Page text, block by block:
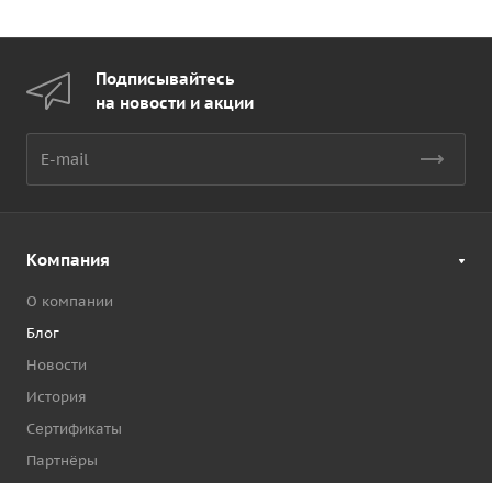
Подписывайтесь
на новости и акции
Компания
О компании
Блог
Новости
История
Сертификаты
Партнёры